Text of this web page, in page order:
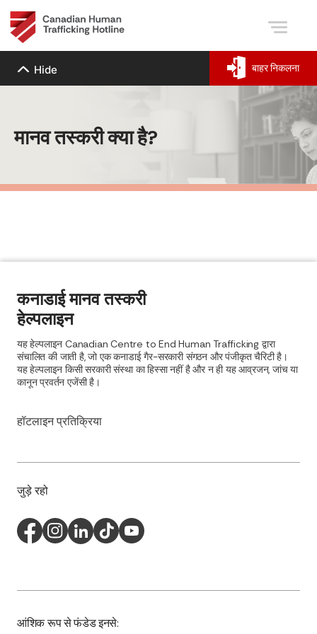
Hide बाहर निकलना
मानव तस्करी क्या है?
कनाडाई मानव तस्करी
हेल्पलाइन
हॉटलाइन प्रतिक्रिया
यह हेल्पलाइन Canadian Centre to End Human Trafficking द्वारा
संचालित की जाती है, जो एक कनाडाई गैर-सरकारी संगठन और पंजीकृत चैरिटी है।
यह हेल्पलाइन किसी सरकारी संस्था का हिस्सा नहीं है और न ही यह आव्रजन, जांच या
कानून प्रवर्तन एजेंसी है।
जुड़े रहो
आंशिक रूप से फंडेड इनसे: